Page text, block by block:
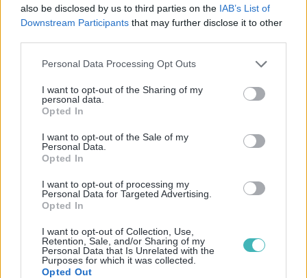
also be disclosed by us to third parties on the IAB’s List of
Downstream Participants that may further disclose it to other
Personal Data Processing Opt Outs
I want to opt-out of the Sharing of my
personal data.
Opted In
I want to opt-out of the Sale of my
Personal Data.
Opted In
I want to opt-out of processing my
Personal Data for Targeted Advertising.
Opted In
I want to opt-out of Collection, Use,
Retention, Sale, and/or Sharing of my
Personal Data that Is Unrelated with the
Purposes for which it was collected.
Opted Out
– Module CRM
Tarifs SMS en Islande
SMS Premium
0.065 €/SMS
0.005 €/SMS